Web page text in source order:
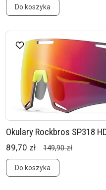
Do koszyka
Okulary Rockbros SP318
89,70 zł 149,90 zł
Do koszyka